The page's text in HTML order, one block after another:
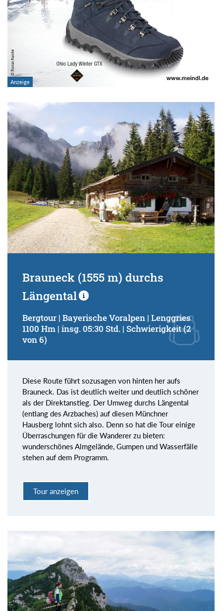
Brauneck (1555 m) durchs
Längental
Bergtour | Bayerische Voralpen | Lenggries
1100 Hm | insg. 05:30 Std. | Schwierigkeit (2
von 6)
Diese Route führt sozusagen von hinten her aufs
Brauneck. Das ist deutlich weiter und deutlich schöner
als der Direktanstieg. Der Umweg durchs Längental
(entlang des Arzbaches) auf diesen Münchner
Hausberg lohnt sich also. Denn so hat die Tour einige
Überraschungen für die Wanderer zu bieten:
wunderschönes Almgelände, Gumpen und Wasserfälle
stehen auf dem Programm.
Tour anzeigen